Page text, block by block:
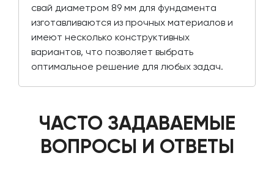
свай диаметром 89 мм для фундамента
изготавливаются из прочных материалов и
имеют несколько конструктивных
вариантов, что позволяет выбрать
оптимальное решение для любых задач.
ЧАСТО ЗАДАВАЕМЫЕ
ВОПРОСЫ И ОТВЕТЫ